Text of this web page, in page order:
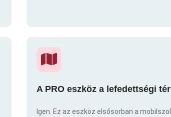
A PRO eszköz a lefedettségi
Igen. Ez az eszköz elsősorban a